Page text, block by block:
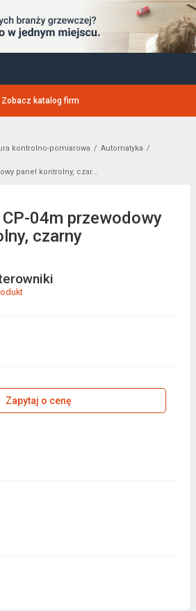
Zobacz katalog firm
kontrolno-pomiarowa
Automatyka
panel kontrolny, czar...
04m przewodowy
czarny
Zapytaj o cenę